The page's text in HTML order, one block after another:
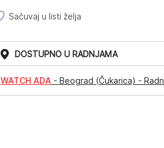
Sačuvaj u listi želja
DOSTUPNO U RADNJAMA
WATCH ADA - Beograd (Čukarica) -